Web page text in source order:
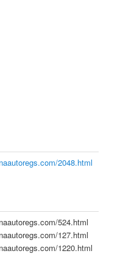
2048.html
524.html
127.html
1220.html